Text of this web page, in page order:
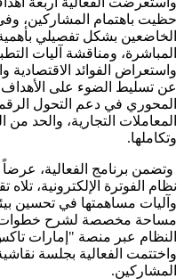
حظيت باهتمام المشاركين،
الخاضعين بشكل تفصيلي بأهمية
المباشرة، ومناقشة آليات
واستعراض الفوائد الاقتصادية
عن تسليط الضوء على الأهداف
المحوري في دعم التحول
المعاملات التجارية، والحد من
وتكاملها.
وتضمن برنامج الفعالية،
نظام الفوترة الإلكترونية،
وآليات مساهمتها في تحسين
مساحة مخصصة لشرح خطوات
النظام عبر منصة "إمارات
واختتمت الفعالية بجلسة
المشاركين.